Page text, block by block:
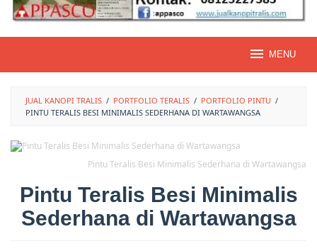
MENU
JUAL KANOPI TRALIS / PORTFOLIO TERALIS / PORTFOLIO PINTU /
PINTU TERALIS BESI MINIMALIS SEDERHANA DI WARTAWANGSA
Pintu Teralis Besi Minimalis Sederhana di Wartawangsa
Pintu Teralis Besi Minimalis
Sederhana di Wartawangsa